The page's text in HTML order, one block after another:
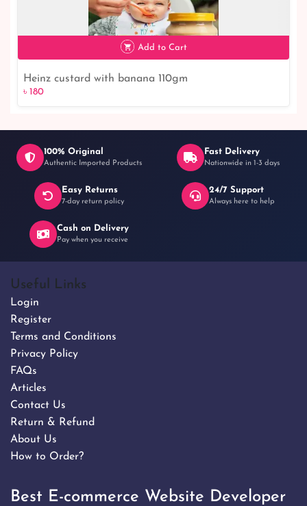
৳ 1208% off
৳ 180
Add to Cart
Heinz custard with banana 110gm
৳ 180
100% Original
Authentic Imported Products
Fast Delivery
Nationwide in 1-3 days
Easy Returns
7-day return policy
24/7 Support
Always here to help
Cash on Delivery
Pay when you receive
Useful Links
Login
Register
Terms and Conditions
Privacy Policy
FAQs
Articles
Contact Us
Return & Refund
About Us
How to Order?
Best E-commerce Website Developer